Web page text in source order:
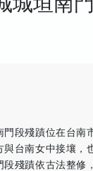
門段殘蹟位在台南
與台南女中接壤，
段殘蹟依古法整修